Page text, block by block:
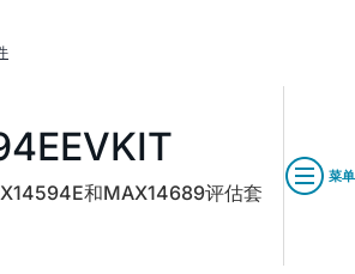
和MAX14689评估套
菜单